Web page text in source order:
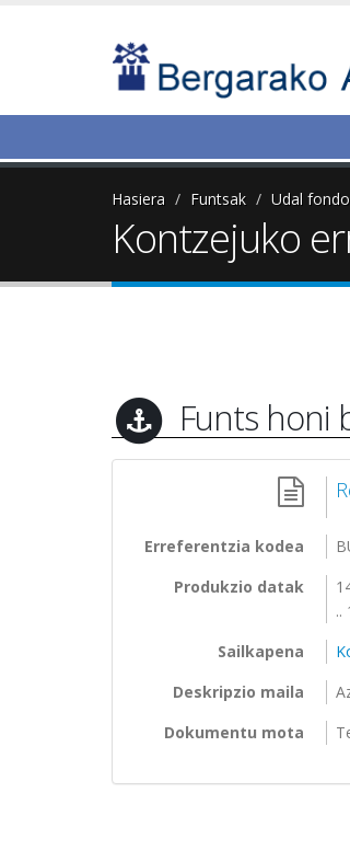
Hasiera Funtsak Udal
Kontzejuko
Funts honi
Erreferentzia kodea
Produkzio datak
..
Sailkapena
Deskripzio maila
Dokumentu mota